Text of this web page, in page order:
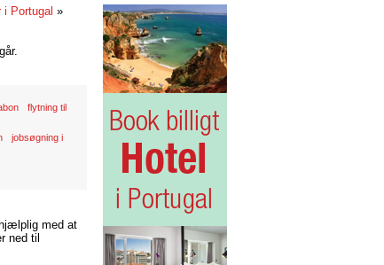
i Portugal »
flytning til
jobsøgning i
med at
ned til